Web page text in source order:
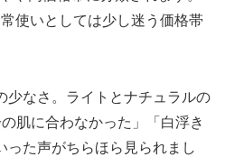
使いとしては少し迷う価格帯
少なさ。ライトとナチュラルの
肌に合わなかった」「白浮き
った声がちらほら見られまし